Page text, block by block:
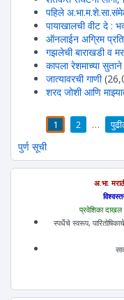
पहिले
पायाखालची वीट दे :
ऑनलाईन अग्रिम
गझलेची बाराखडी व
कापला रेशमाच्या
जात्यावरची गाणी
शरद जोशी आणि
1 2 …
पुर्ण सूची
अ.भा.
प्रवेशिका
स्पर्धेचे स्वरूप,